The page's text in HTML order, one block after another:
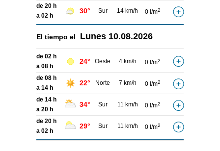
de 20 h
a 02 h
30° Sur 14 km/h 0 l/m2
El tiempo el Lunes 10.08.2026
de 02 h
a 08 h
24° Oeste 4 km/h 0 l/m2
de 08 h
a 14 h
22° Norte 7 km/h 0 l/m2
de 14 h
a 20 h
34° Sur 11 km/h 0 l/m2
de 20 h
a 02 h
29° Sur 11 km/h 0 l/m2